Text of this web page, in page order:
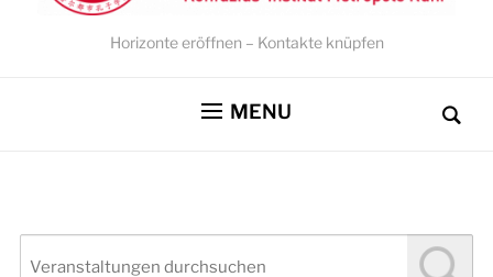
Horizonte eröffnen – Kontakte knüpfen
MENU